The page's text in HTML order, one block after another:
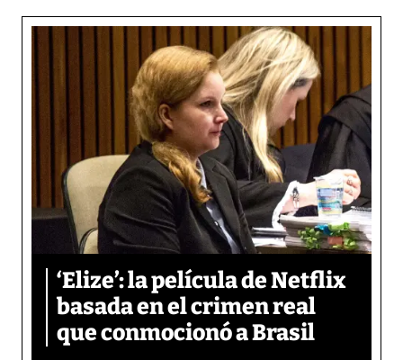
‘Elize’: la película de Netflix
basada en el crimen real
que conmocionó a Brasil